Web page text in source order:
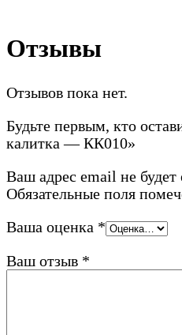
Отзывы
Отзывов пока нет.
Будьте первым, кто
калитка — КК010»
Ваш адрес email не будет
Обязательные поля
Ваша оценка *
Ваш отзыв *